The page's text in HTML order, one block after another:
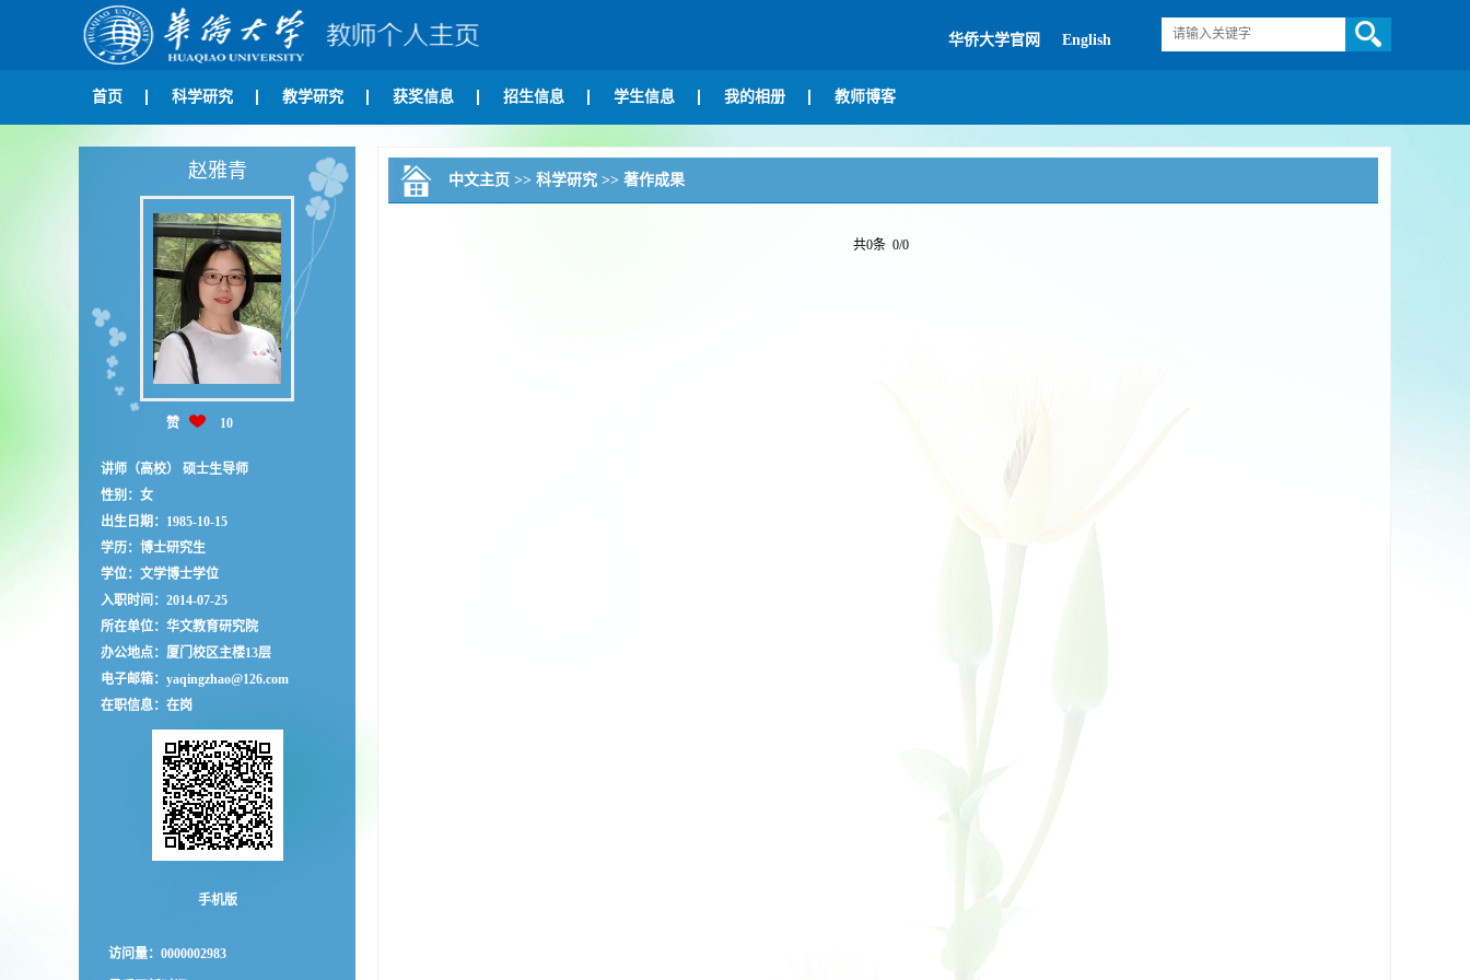
华侨大学官网 English
首页 科学研究 教学研究 获奖信息 招生信息 学生信息 我的相册 教师博客
赵雅青
赞 10
讲师（高校） 硕士生导师
性别：女
出生日期：1985-10-15
学历：博士研究生
学位：文学博士学位
入职时间：2014-07-25
所在单位：华文教育研究院
办公地点：厦门校区主楼13层
电子邮箱： yaqingzhao@126.com
在职信息：在岗
手机版
访问量： 0000002983
中文主页 >> 科学研究 >> 著作成果
共0条 0/0